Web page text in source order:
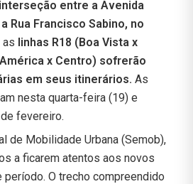
entre a Avenida
Rua Francisco Sabino, no
as linhas R18 (Boa Vista x
x Centro) sofrerão
em seus itinerários. As
nesta quarta-feira (19) e
fevereiro.
de Mobilidade Urbana (Semob),
a ficarem atentos aos novos
O trecho compreendido